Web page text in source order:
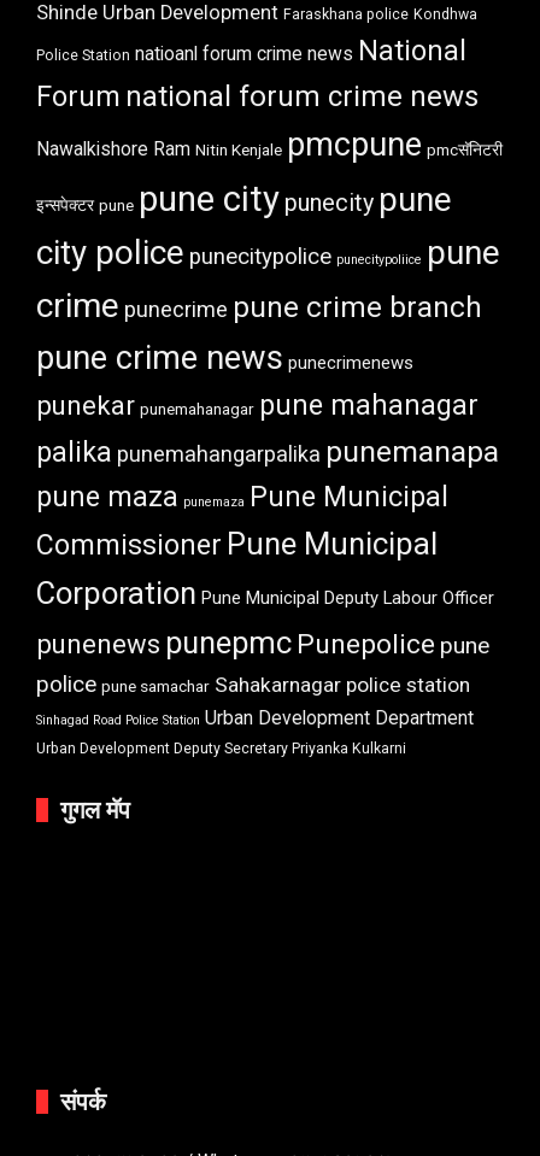
Shinde Urban Development Faraskhana police Kondhwa
Police Station natioanl forum crime news National
Forum national forum crime news
Nawalkishore Ram Nitin Kenjale pmcpune pmcसॅनिटरी
इन्सपेक्टर pune pune city punecity pune
city police punecitypolice punecitypoliice pune
crime punecrime pune crime branch
pune crime news punecrimenews
punekar punemahanagar pune mahanagar
palika punemahangarpalika punemanapa
pune maza punemaza
Pune Municipal
Commissioner Pune Municipal
Corporation Pune Municipal Deputy Labour Officer
punenews punepmc Punepolice pune
police pune samachar Sahakarnagar police station
Sinhagad Road Police Station Urban Development Department
Urban Development Deputy Secretary Priyanka Kulkarni
गुगल मॅप
संपर्क